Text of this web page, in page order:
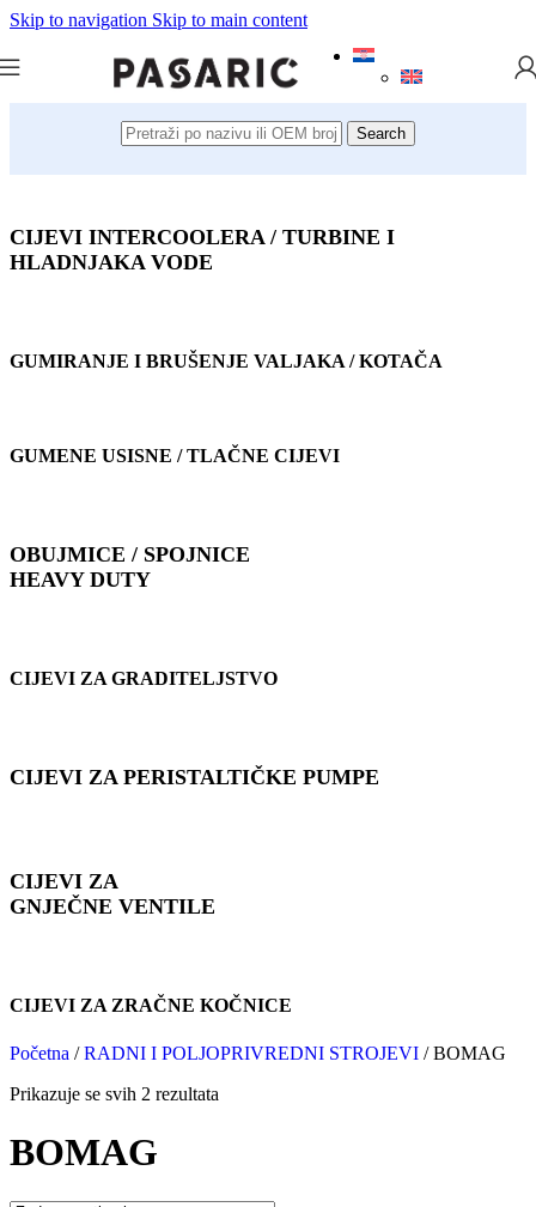
Skip to navigation Skip to main content
Search
CIJEVI INTERCOOLERA / TURBINE I
HLADNJAKA VODE
GUMIRANJE I BRUŠENJE VALJAKA / KOTAČA
GUMENE USISNE / TLAČNE CIJEVI
OBUJMICE / SPOJNICE
HEAVY DUTY
CIJEVI ZA GRADITELJSTVO
CIJEVI ZA PERISTALTIČKE PUMPE
CIJEVI ZA
GNJEČNE VENTILE
CIJEVI ZA ZRAČNE KOČNICE
Početna / RADNI I POLJOPRIVREDNI STROJEVI / BOMAG
Prikazuje se svih 2 rezultata
BOMAG